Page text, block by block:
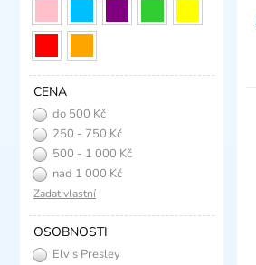
CENA
do 500 Kč
250 - 750 Kč
500 - 1 000 Kč
nad 1 000 Kč
Zadat vlastní
OSOBNOSTI
Elvis Presley